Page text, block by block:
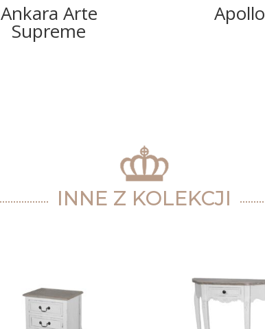
Ankara Arte
Supreme
Apollo
INNE Z KOLEKCJI